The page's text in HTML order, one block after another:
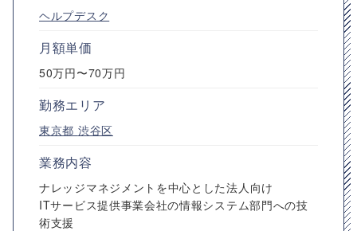
ヘルプデスク
月額単価
50万円〜70万円
勤務エリア
東京都 渋谷区
業務内容
ナレッジマネジメントを中心とした法人向け
ITサービス提供事業会社の情報システム部門への技
術支援